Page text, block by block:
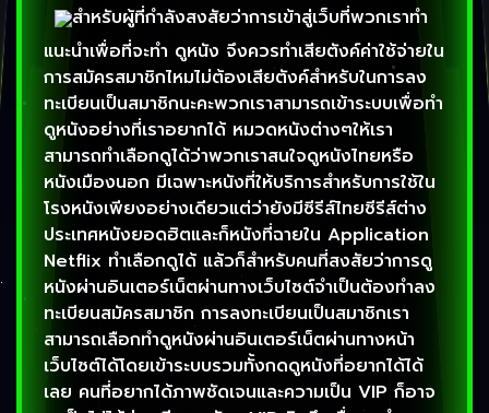
สำหรับผู้ที่กำลังสงสัยว่าการเข้าสู่เว็บที่พวกเราทำ
แนะนำเพื่อที่จะทำ ดูหนัง จึงควรทำเสียตังค์ค่าใช้จ่ายใน
การสมัครสมาชิกไหมไม่ต้องเสียตังค์สำหรับในการลง
ทะเบียนเป็นสมาชิกนะคะพวกเราสามารถเข้าระบบเพื่อทำ
ดูหนังอย่างที่เราอยากได้ หมวดหนังต่างๆให้เรา
สามารถทำเลือกดูได้ว่าพวกเราสนใจดูหนังไทยหรือ
หนังเมืองนอก มีเฉพาะหนังที่ให้บริการสำหรับการใช้ใน
โรงหนังเพียงอย่างเดียวแต่ว่ายังมีซีรีส์ไทยซีรีส์ต่าง
ประเทศหนังยอดฮิตและก็หนังที่ฉายใน Application
Netflix ทำเลือกดูได้ แล้วก็สำหรับคนที่สงสัยว่าการดู
หนังผ่านอินเตอร์เน็ตผ่านทางเว็บไซต์จำเป็นต้องทำลง
ทะเบียนสมัครสมาชิก การลงทะเบียนเป็นสมาชิกเรา
สามารถเลือกทำดูหนังผ่านอินเตอร์เน็ตผ่านทางหน้า
เว็บไซต์ได้โดยเข้าระบบรวมทั้งกดดูหนังที่อยากได้ได้
เลย คนที่อยากได้ภาพชัดเจนและความเป็น VIP ก็อาจ